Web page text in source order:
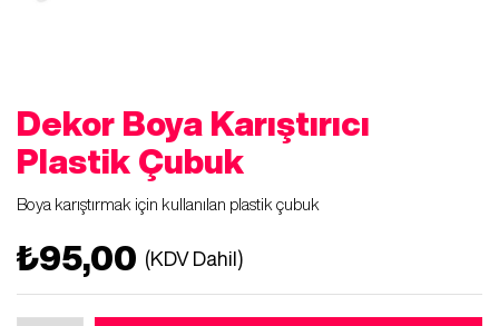
Dekor Boya Karıştırıcı
Plastik Çubuk
Boya karıştırmak için kullanılan plastik çubuk
₺95,00 (KDV Dahil)